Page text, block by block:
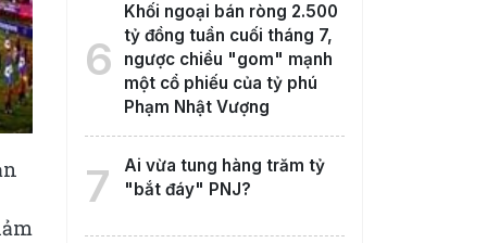
6
Khối ngoại bán ròng 2.500
tỷ đồng tuần cuối tháng 7,
ngược chiều "gom" mạnh
một cổ phiếu của tỷ phú
Phạm Nhật Vượng
7
Ai vừa tung hàng trăm tỷ
"bắt đáy" PNJ?